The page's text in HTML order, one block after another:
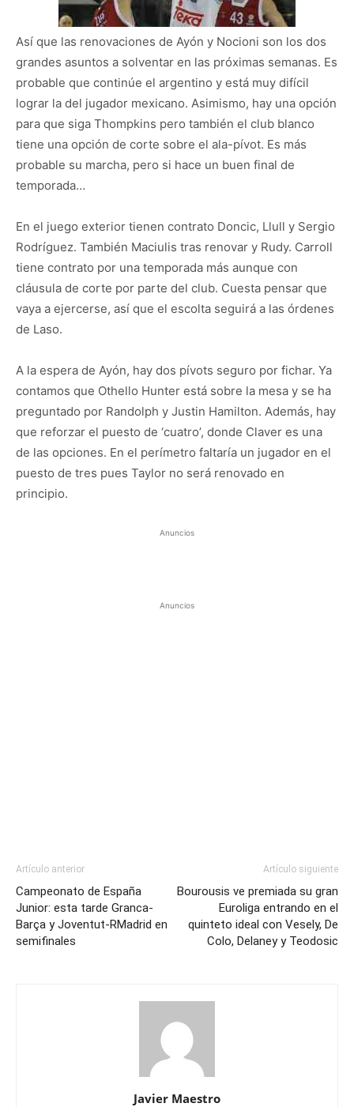
Así que las renovaciones de Ayón y Nocioni son los dos
grandes asuntos a solventar en las próximas semanas. Es
probable que continúe el argentino y está muy difícil
lograr la del jugador mexicano. Asimismo, hay una opción
para que siga Thompkins pero también el club blanco
tiene una opción de corte sobre el ala-pívot. Es más
probable su marcha, pero si hace un buen final de
temporada…
En el juego exterior tienen contrato Doncic, Llull y Sergio
Rodríguez. También Maciulis tras renovar y Rudy. Carroll
tiene contrato por una temporada más aunque con
cláusula de corte por parte del club. Cuesta pensar que
vaya a ejercerse, así que el escolta seguirá a las órdenes
de Laso.
A la espera de Ayón, hay dos pívots seguro por fichar. Ya
contamos que Othello Hunter está sobre la mesa y se ha
preguntado por Randolph y Justin Hamilton. Además, hay
que reforzar el puesto de ‘cuatro’, donde Claver es una
de las opciones. En el perímetro faltaría un jugador en el
puesto de tres pues Taylor no será renovado en
principio.
Anuncios
Anuncios
Artículo anterior
Campeonato de España
Junior: esta tarde Granca-
Barça y Joventut-RMadrid en
semifinales
Artículo siguiente
Bourousis ve premiada su gran
Euroliga entrando en el
quinteto ideal con Vesely, De
Colo, Delaney y Teodosic
Javier Maestro